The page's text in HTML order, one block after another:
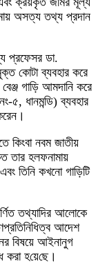
অসত্য তথ্য প্রদান
প্রফেসর ডা.
কোটা ব্যবহার করে
গাড়ি আমদানি করে
৫, ধানমন্ডি) ব্যবহার
কিংবা নবম জাতীয়
তার হলফনামায়
তিনি কখনো গাড়িটি
তথ্যাদির আলোকে
আদেশ
বিষয়ে আইনানুগ
করা হ‌য়ে‌ছে।